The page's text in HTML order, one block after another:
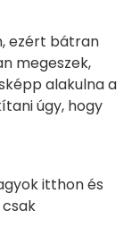
ezért bátran
megeszek,
alakulna a
úgy, hogy
itthon és